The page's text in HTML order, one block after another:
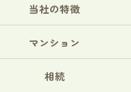
当社の特徴
マンション
相続